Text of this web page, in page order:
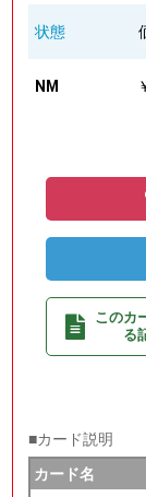
状態
NM
このカ
る
■カード説明
カード名